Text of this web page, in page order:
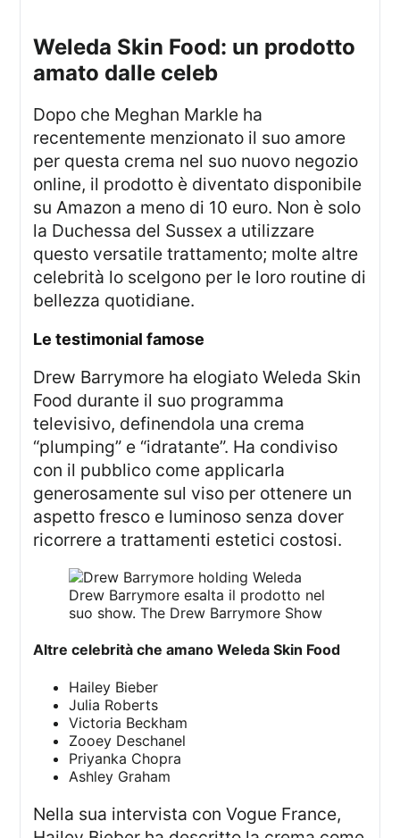
Weleda Skin Food: un prodotto
amato dalle celeb
Dopo che Meghan Markle ha
recentemente menzionato il suo amore
per questa crema nel suo nuovo negozio
online, il prodotto è diventato disponibile
su Amazon a meno di 10 euro. Non è solo
la Duchessa del Sussex a utilizzare
questo versatile trattamento; molte altre
celebrità lo scelgono per le loro routine di
bellezza quotidiane.
Le testimonial famose
Drew Barrymore ha elogiato Weleda Skin
Food durante il suo programma
televisivo, definendola una crema
“plumping” e “idratante”. Ha condiviso
con il pubblico come applicarla
generosamente sul viso per ottenere un
aspetto fresco e luminoso senza dover
ricorrere a trattamenti estetici costosi.
Drew Barrymore esalta il prodotto nel
suo show.The Drew Barrymore Show
Altre celebrità che amano Weleda Skin Food
Hailey Bieber
Julia Roberts
Victoria Beckham
Zooey Deschanel
Priyanka Chopra
Ashley Graham
Nella sua intervista con Vogue France,